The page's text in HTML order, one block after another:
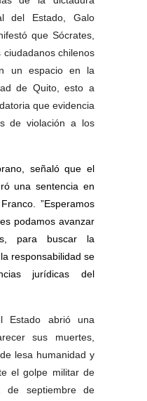
del Estado, Galo
que Sócrates,
chilenos
un espacio en la
de Quito, esto a
que evidencia
de violación a los
señaló que el
una sentencia en
”Esperamos
podamos avanzar
para buscar la
responsabilidad se
jurídicas del
Estado abrió una
sus muertes,
lesa humanidad y
el golpe militar de
de septiembre de